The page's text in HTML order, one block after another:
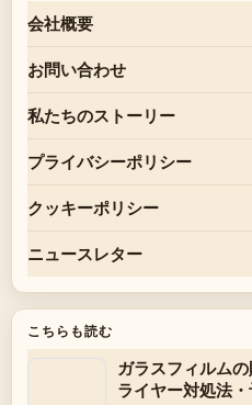
会社概要
お問い合わせ
私たちのストーリー
プライバシーポリシー
クッキーポリシー
ニュースレター
こちらも読む
ガラスフィルム
ライヤー対処法